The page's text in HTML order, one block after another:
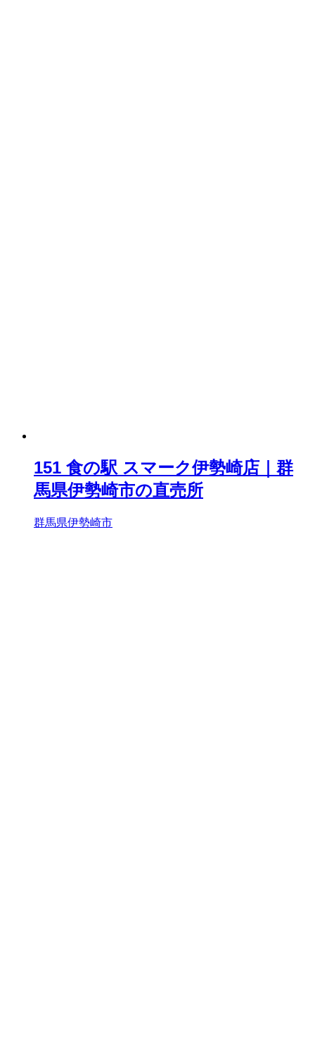
151 食の駅 スマーク伊勢崎店｜群
馬県伊勢崎市の直売所
群馬県伊勢崎市